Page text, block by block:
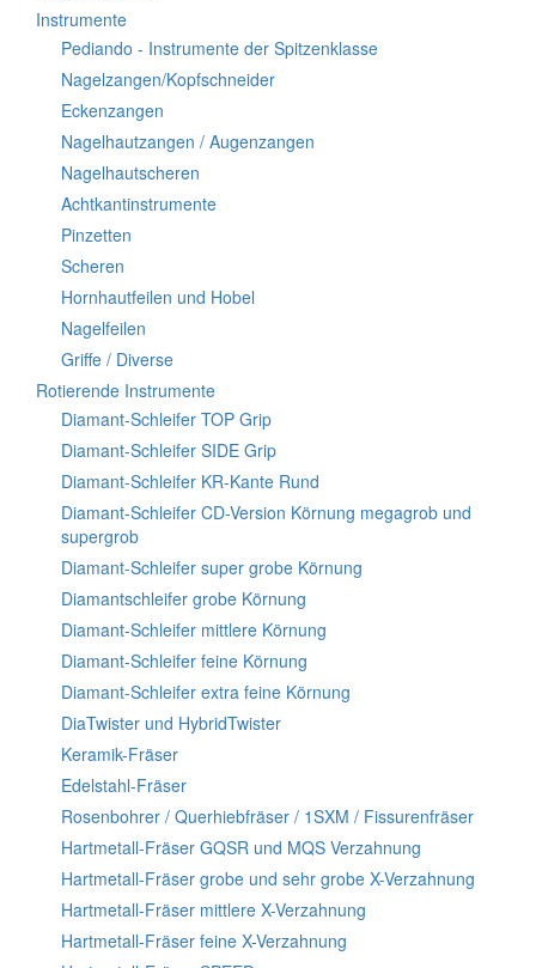
Instrumente
Pediando - Instrumente der Spitzenklasse
Nagelzangen/Kopfschneider
Eckenzangen
Nagelhautzangen / Augenzangen
Nagelhautscheren
Achtkantinstrumente
Pinzetten
Scheren
Hornhautfeilen und Hobel
Nagelfeilen
Griffe / Diverse
Rotierende Instrumente
Diamant-Schleifer TOP Grip
Diamant-Schleifer SIDE Grip
Diamant-Schleifer KR-Kante Rund
Diamant-Schleifer CD-Version Körnung megagrob und
supergrob
Diamant-Schleifer super grobe Körnung
Diamantschleifer grobe Körnung
Diamant-Schleifer mittlere Körnung
Diamant-Schleifer feine Körnung
Diamant-Schleifer extra feine Körnung
DiaTwister und HybridTwister
Keramik-Fräser
Edelstahl-Fräser
Rosenbohrer / Querhiebfräser / 1SXM / Fissurenfräser
Hartmetall-Fräser GQSR und MQS Verzahnung
Hartmetall-Fräser grobe und sehr grobe X-Verzahnung
Hartmetall-Fräser mittlere X-Verzahnung
Hartmetall-Fräser feine X-Verzahnung